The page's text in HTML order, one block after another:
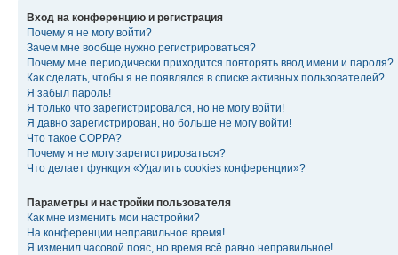
Вход на конференцию и регистрация
Почему я не могу войти?
Зачем мне вообще нужно регистрироваться?
Почему мне периодически приходится повторять ввод имени и пароля?
Как сделать, чтобы я не появлялся в списке активных пользователей?
Я забыл пароль!
Я только что зарегистрировался, но не могу войти!
Я давно зарегистрирован, но больше не могу войти!
Что такое COPPA?
Почему я не могу зарегистрироваться?
Что делает функция «Удалить cookies конференции»?
Параметры и настройки пользователя
Как мне изменить мои настройки?
На конференции неправильное время!
Я изменил часовой пояс, но время всё равно неправильное!